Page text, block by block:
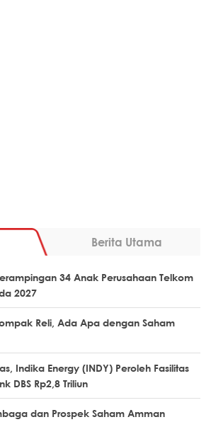
Berita Utama
34 Anak Perusahaan Telkom
2027
Reli, Ada Apa dengan Saham
Indika Energy (INDY) Peroleh Fasilitas
DBS Rp2,8 Triliun
dan Prospek Saham Amman